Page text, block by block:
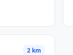
2 km